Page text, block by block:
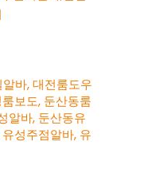
알바,대전룸도우
보도, 둔산동룸
알바, 둔산동유
유성주점알바, 유